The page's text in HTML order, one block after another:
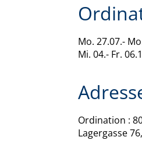
Mo. 27.07.-
Mi. 04.- Fr.
Ordination :
Lagergasse